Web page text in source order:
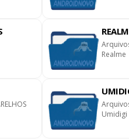
Realme
Umidigi